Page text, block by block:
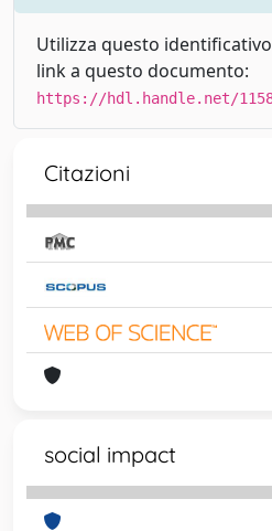
Utilizza questo
link a questo documento:
https://hdl.handle.net/
Citazioni
social impact